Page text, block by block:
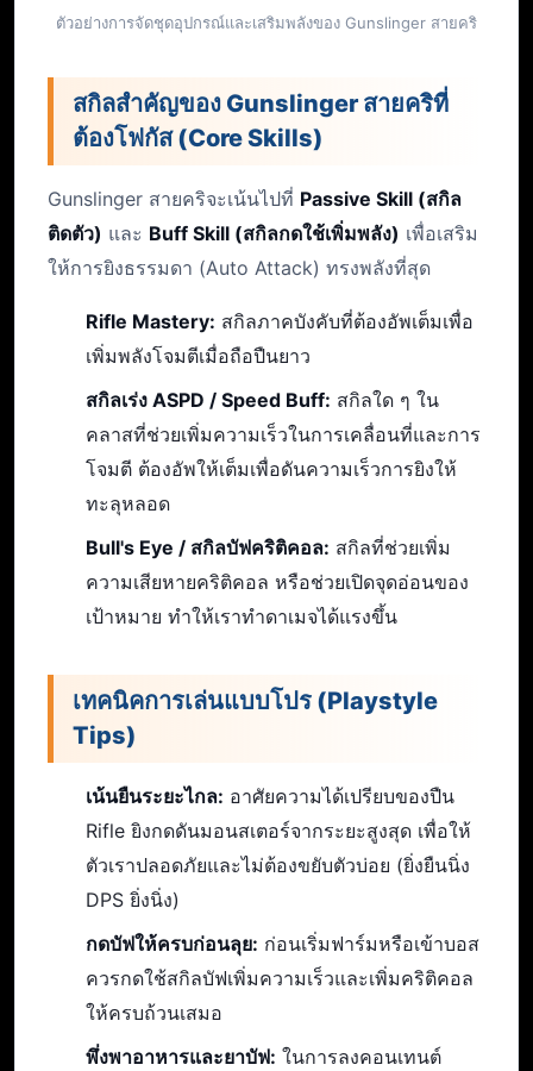
ตัวอย่างการจัดชุดอุปกรณ์และเสริมพลังของ Gunslinger สายคริ
สกิลสำคัญของ Gunslinger สายคริที่
ต้องโฟกัส (Core Skills)
Gunslinger สายคริจะเน้นไปที่ Passive Skill (สกิล
ติดตัว) และ Buff Skill (สกิลกดใช้เพิ่มพลัง) เพื่อเสริม
ให้การยิงธรรมดา (Auto Attack) ทรงพลังที่สุด
Rifle Mastery: สกิลภาคบังคับที่ต้องอัพเต็มเพื่อ
เพิ่มพลังโจมตีเมื่อถือปืนยาว
สกิลเร่ง ASPD / Speed Buff: สกิลใด ๆ ใน
คลาสที่ช่วยเพิ่มความเร็วในการเคลื่อนที่และการ
โจมตี ต้องอัพให้เต็มเพื่อดันความเร็วการยิงให้
ทะลุหลอด
Bull's Eye / สกิลบัฟคริติคอล: สกิลที่ช่วยเพิ่ม
ความเสียหายคริติคอล หรือช่วยเปิดจุดอ่อนของ
เป้าหมาย ทำให้เราทำดาเมจได้แรงขึ้น
เทคนิคการเล่นแบบโปร (Playstyle
Tips)
เน้นยืนระยะไกล: อาศัยความได้เปรียบของปืน
Rifle ยิงกดดันมอนสเตอร์จากระยะสูงสุด เพื่อให้
ตัวเราปลอดภัยและไม่ต้องขยับตัวบ่อย (ยิ่งยืนนิ่ง
DPS ยิ่งนิ่ง)
กดบัฟให้ครบก่อนลุย: ก่อนเริ่มฟาร์มหรือเข้าบอส
ควรกดใช้สกิลบัฟเพิ่มความเร็วและเพิ่มคริติคอล
ให้ครบถ้วนเสมอ
พึ่งพาอาหารและยาบัฟ: ในการลงคอนเทนต์